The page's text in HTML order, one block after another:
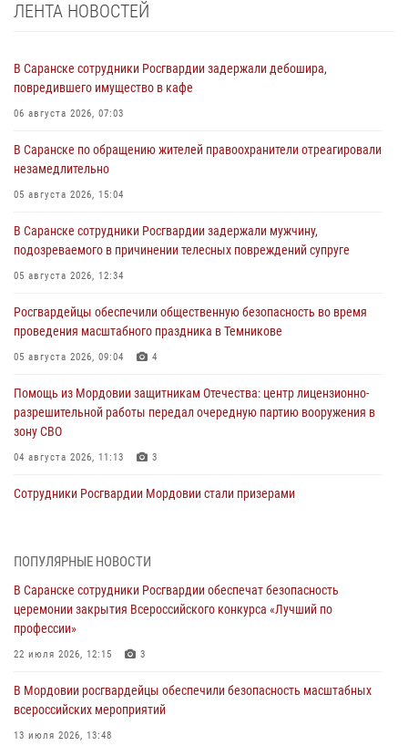
ЛЕНТА НОВОСТЕЙ
В Саранске сотрудники Росгвардии задержали дебошира,
повредившего имущество в кафе
06 августа 2026, 07:03
В Саранске по обращению жителей правоохранители отреагировали
незамедлительно
05 августа 2026, 15:04
В Саранске сотрудники Росгвардии задержали мужчину,
подозреваемого в причинении телесных повреждений супруге
05 августа 2026, 12:34
Росгвардейцы обеспечили общественную безопасность во время
проведения масштабного праздника в Темникове
05 августа 2026, 09:04 4
Помощь из Мордовии защитникам Отечества: центр лицензионно-
разрешительной работы передал очередную партию вооружения в
зону СВО
04 августа 2026, 11:13 3
Сотрудники Росгвардии Мордовии стали призерами
«отдых» на лавочке закончился в отделе полиции
04 августа 2026, 07:06
В Саранске сотрудники Росгвардии задержали гражданина за
03 августа 2026, 08:58
Сотрудники Росгвардии обеспечили безопасность празднования 98-
ПОПУЛЯРНЫЕ НОВОСТИ
В Саранске сотрудники Росгвардии обеспечат безопасность
церемонии закрытия Всероссийского конкурса «Лучший по
профессии»
22 июля 2026, 12:15 3
В Мордовии росгвардейцы обеспечили безопасность масштабных
всероссийских мероприятий
13 июля 2026, 13:48